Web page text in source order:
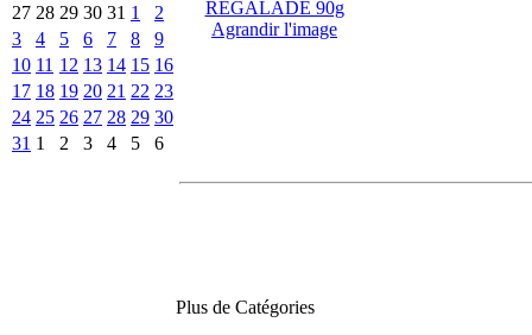
27 28 29 30 31 1
2
3
4 5 6 7 8
9
10 11 12 13 14 15 16
17 18 19 20 21 22 23
24 25 26 27 28 29 30
31 1 2 3 4 5 6
Agrandir l'image
Plus de Catégories